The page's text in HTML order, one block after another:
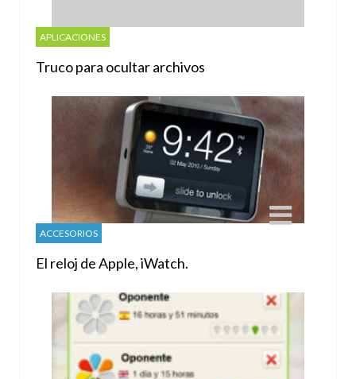
APLICACIONES
Truco para ocultar archivos
ACCESORIOS
El reloj de Apple, iWatch.